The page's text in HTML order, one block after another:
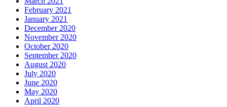
February 2021
January 2021
December 2020
November 2020
October 2020
September 2020
August 2020
July 2020
June 2020
May 2020
April 2020